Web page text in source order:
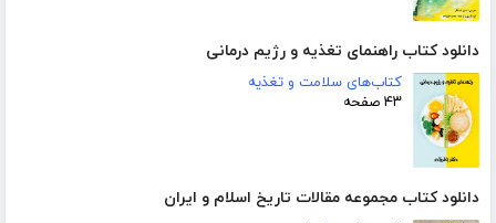
دانلود کتاب راهنمای تغذیه و رژیم درمانی
کتاب‌های سلامت و تغذیه
۴۳ صفحه
دانلود کتاب مجموعه مقالات تاریخ اسلام و ایران